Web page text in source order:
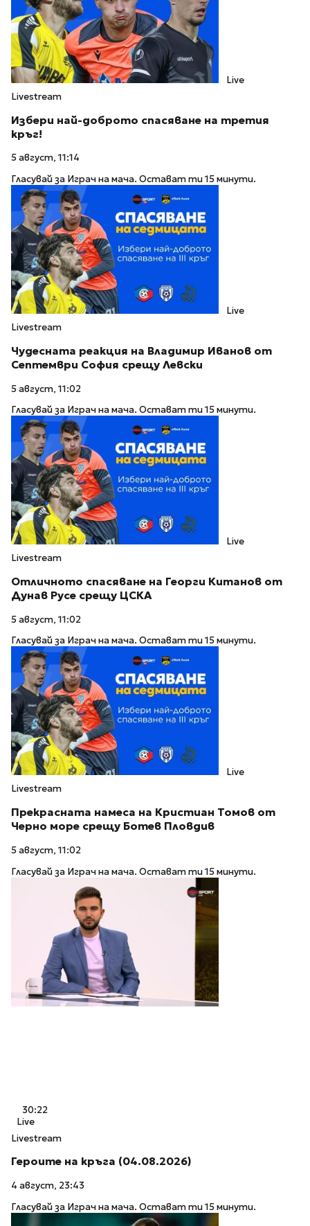
Live
Livestream
Избери най-доброто спасяване на третия
кръг!
5 август, 11:14
Гласувай за Играч на мача. Остават ти 15 минути.
Live
Livestream
Чудесната реакция на Владимир Иванов от
Септември София срещу Левски
5 август, 11:02
Гласувай за Играч на мача. Остават ти 15 минути.
Live
Livestream
Отличното спасяване на Георги Китанов от
Дунав Русе срещу ЦСКА
5 август, 11:02
Гласувай за Играч на мача. Остават ти 15 минути.
Live
Livestream
Прекрасната намеса на Кристиан Томов от
Черно море срещу Ботев Пловдив
5 август, 11:02
Гласувай за Играч на мача. Остават ти 15 минути.
30:22
Live
Livestream
Героите на кръга (04.08.2026)
4 август, 23:43
Гласувай за Играч на мача. Остават ти 15 минути.